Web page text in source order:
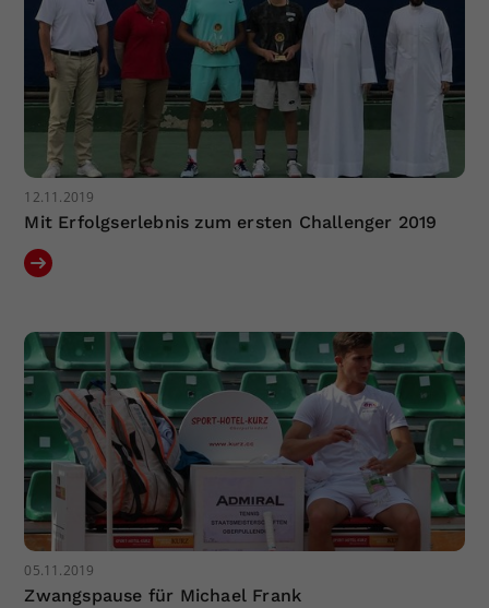
12.11.2019
Mit Erfolgserlebnis zum ersten Challenger 2019
05.11.2019
Zwangspause für Michael Frank